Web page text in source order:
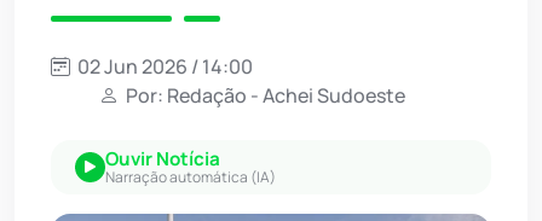
02 Jun 2026 / 14:00
Por: Redação - Achei Sudoeste
Ouvir Notícia
Narração automática (IA)